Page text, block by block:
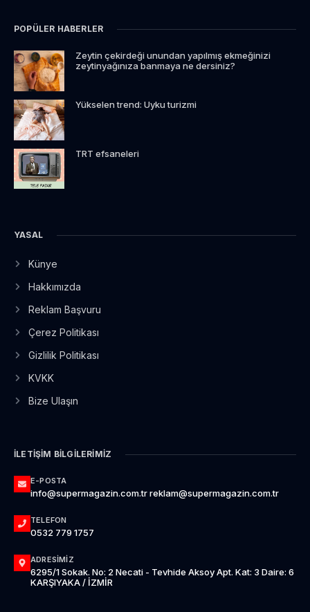
POPÜLER HABERLER
Zeytin çekirdeği unundan yapılmış ekmeğinizi
zeytinyağınıza banmaya ne dersiniz?
Yükselen trend: Uyku turizmi
TRT efsaneleri
YASAL
Künye
Hakkımızda
Reklam Başvuru
Çerez Politikası
Gizlilik Politikası
KVKK
Bize Ulaşın
İLETIŞIM BILGILERIMIZ
E-POSTA
info@supermagazin.com.tr reklam@supermagazin.com.tr
TELEFON
0532 779 1757
ADRESIMIZ
6295/1 Sokak. No: 2 Necati - Tevhide Aksoy Apt. Kat: 3 Daire: 6
KARŞIYAKA / İZMİR